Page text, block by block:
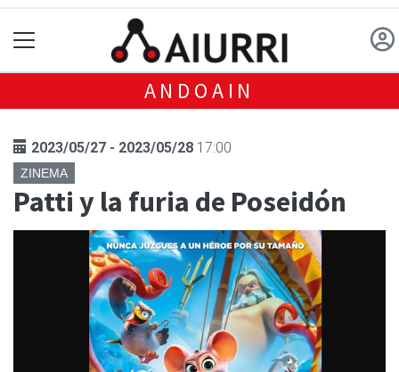
ANDOAIN
2023/05/27 - 2023/05/28 17:00
ZINEMA
Patti y la furia de Poseidón